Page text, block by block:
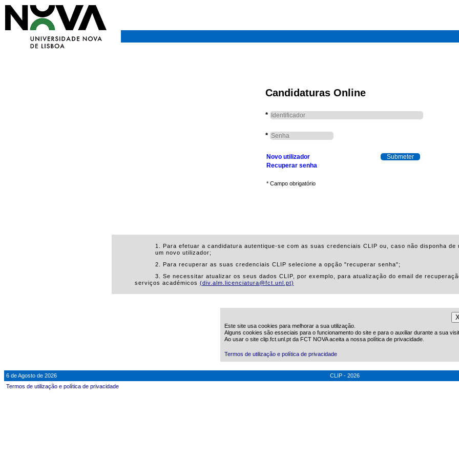
Candidaturas Online
*
*
Novo utilizador
Recuperar senha
* Campo obrigatório
1. Para efetuar a candidatura autentique-se com as suas credenciais CLIP ou, caso não disponha
um novo utilizador;
2. Para recuperar as suas credenciais CLIP selecione a opção "recuperar senha";
3. Se necessitar atualizar os seus dados CLIP, por exemplo, para atualização do email de
serviços académicos (div.alm.licenciatura@fct.unl.pt)
Este site usa cookies para melhorar a sua utilização.
Alguns cookies são esseciais para o funcionamento do site e para o auxiliar durante a sua
Ao usar o site clip.fct.unl.pt da FCT NOVA aceita a nossa política de privacidade.
Termos de utilização e política de privacidade
6 de Agosto de 2026
CLIP - 2026
Termos de utilização e política de privacidade